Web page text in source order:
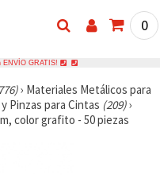
0
GRATIS!
› Materiales Metálicos para
Pinzas para Cintas (209)›
color grafito - 50 piezas